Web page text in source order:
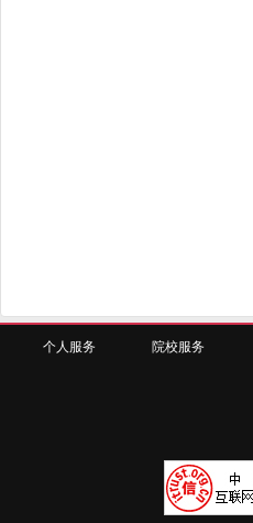
个人服务 院校服务